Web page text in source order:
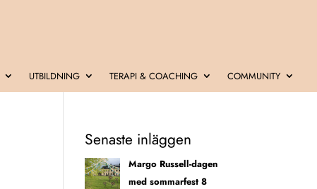
UTBILDNING TERAPI & COACHING COMMUNITY
Senaste inläggen
Margo Russell-dagen
med sommarfest 8